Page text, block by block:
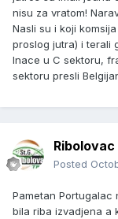
nisu za vratom!
Nasli su i koji
proslog jutra) i terali
Inace u C sektoru,
sektoru presli
Ribolovac
Posted
Pametan
bila riba izvadjena a